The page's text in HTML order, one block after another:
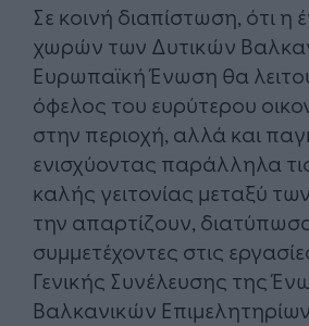
Σε κοινή διαπίστωση, ότι η
χωρών των Δυτικών
Ευρωπαϊκή Ένωση θα
όφελος του ευρύτερου
στην περιοχή, αλλά και
ενισχύοντας παράλληλα
καλής γειτονίας μεταξύ
την απαρτίζουν,
συμμετέχοντες στις
Γενικής Συνέλευσης της
Βαλκανικών